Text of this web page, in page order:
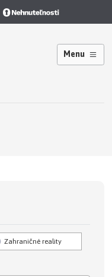
Menu
Zahraničné reality